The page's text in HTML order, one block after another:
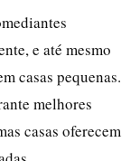
e até mesmo
casas pequenas.
melhores
casas oferecem